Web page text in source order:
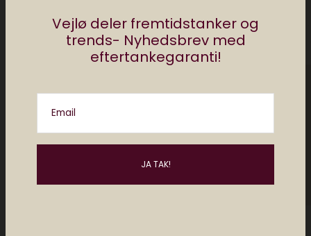
Vejlø deler fremtidstanker og
trends- Nyhedsbrev med
eftertankegaranti!
Email